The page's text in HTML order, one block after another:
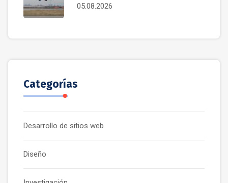
05.08.2026
Categorías
Desarrollo de sitios web
Diseño